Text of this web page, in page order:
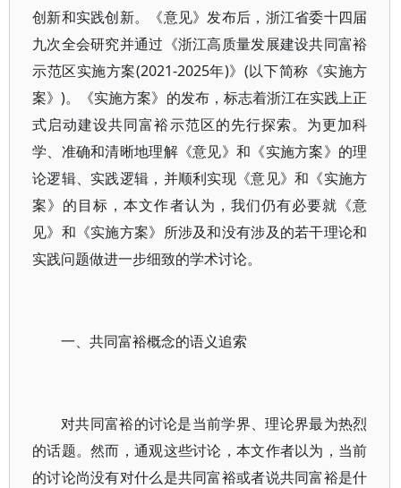
创新和实践创新。《意见》发布后，浙江省委十四届
九次全会研究并通过《浙江高质量发展建设共同富裕
示范区实施方案(2021-2025年)》(以下简称《实施方
案》)。《实施方案》的发布，标志着浙江在实践上正
式启动建设共同富裕示范区的先行探索。为更加科
学、准确和清晰地理解《意见》和《实施方案》的理
论逻辑、实践逻辑，并顺利实现《意见》和《实施方
案》的目标，本文作者认为，我们仍有必要就《意
见》和《实施方案》所涉及和没有涉及的若干理论和
实践问题做进一步细致的学术讨论。
一、共同富裕概念的语义追索
对共同富裕的讨论是当前学界、理论界最为热烈
的话题。然而，通观这些讨论，本文作者以为，当前
的讨论尚没有对什么是共同富裕或者说共同富裕是什